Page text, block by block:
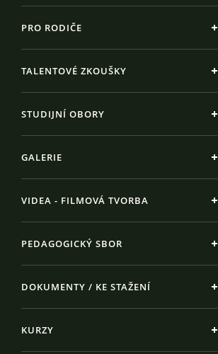
PRO RODIČE
TALENTOVÉ ZKOUŠKY
STUDIJNÍ OBORY
GALERIE
VIDEA - FILMOVÁ TVORBA
PEDAGOGICKÝ SBOR
DOKUMENTY / KE STAŽENÍ
KURZY